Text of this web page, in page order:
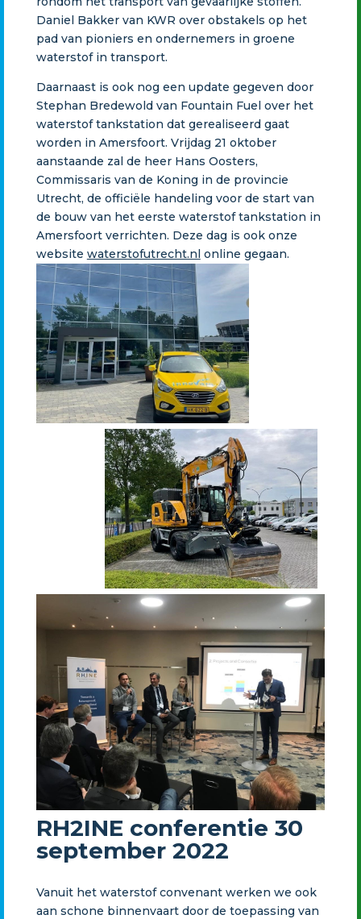
Daniel Bakker van KWR over obstakels op het
pad van pioniers en ondernemers in groene
waterstof in transport.
Daarnaast is ook nog een update gegeven door
Stephan Bredewold van Fountain Fuel over het
waterstof tankstation dat gerealiseerd gaat
worden in Amersfoort. Vrijdag 21 oktober
aanstaande zal de heer Hans Oosters,
Commissaris van de Koning in de provincie
Utrecht, de officiële handeling voor de start van
de bouw van het eerste waterstof tankstation in
Amersfoort verrichten. Deze dag is ook onze
website waterstofutrecht.nl online gegaan.
RH2INE conferentie 30
september 2022
Vanuit het waterstof convenant werken we ook
aan schone binnenvaart door de toepassing van